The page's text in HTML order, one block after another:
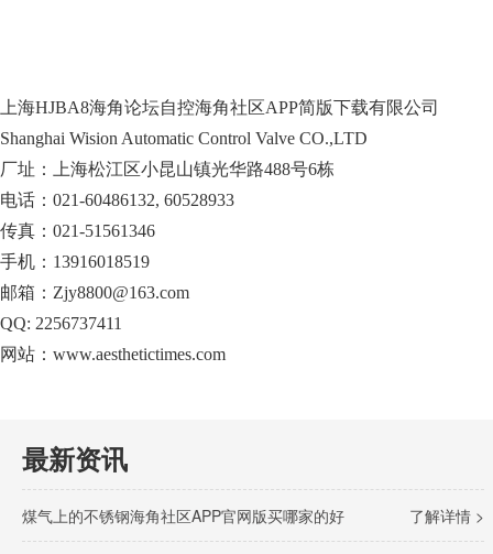
上海HJBA8海角论坛自控海角社区APP简版下载有限公司
Shanghai Wision Automatic Control Valve CO.,LTD
厂址：上海松江区小昆山镇光华路488号6栋
电话：021-60486132, 60528933
传真：021-51561346
手机：13916018519
邮箱：Zjy8800@163.com
QQ: 2256737411
网站：www.aesthetictimes.com
最新资讯
了解详情 >
煤气上的不锈钢海角社区APP官网版买哪家的好